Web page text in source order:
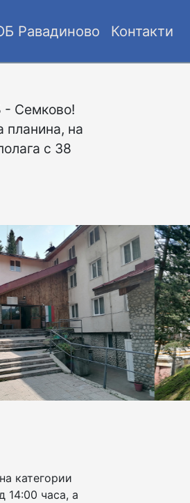
Равадиново Контакти
- Семково!
планина, на
с 38
категории
14:00 часа, а